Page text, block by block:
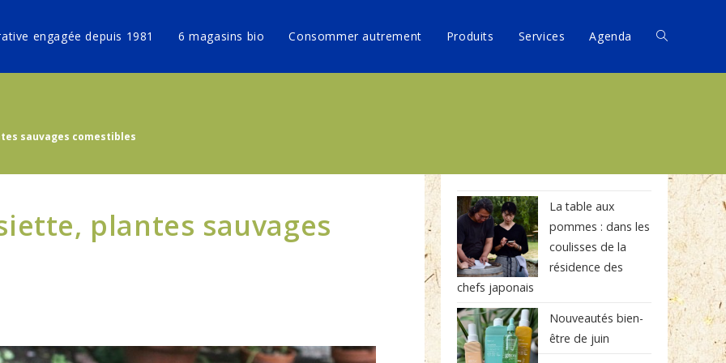
engagée depuis 1981 6 magasins bio Consommer autrement Produits Services Agenda
sauvages comestibles
plantes sauvages
La table aux
pommes : dans les
coulisses de la
résidence des
chefs japonais
Nouveautés bien-
être de juin